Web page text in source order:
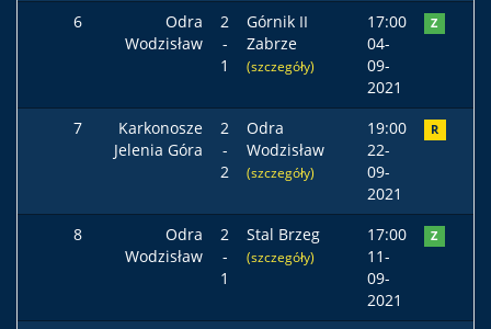
6
Odra
Wodzisław
2
-
1
Górnik II
Zabrze
(szczegóły)
17:00
04-
09-
2021
Z
7
Karkonosze
Jelenia Góra
2
-
2
Odra
Wodzisław
(szczegóły)
19:00
22-
09-
2021
R
8
Odra
Wodzisław
2
-
1
Stal Brzeg
(szczegóły)
17:00
11-
09-
2021
Z